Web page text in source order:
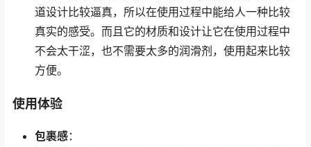
道设计比较逼真，所以在使用过程中能给人一种比较
真实的感受。而且它的材质和设计让它在使用过程中
不会太干涩，也不需要太多的润滑剂，使用起来比较
方便。
使用体验
包裹感：